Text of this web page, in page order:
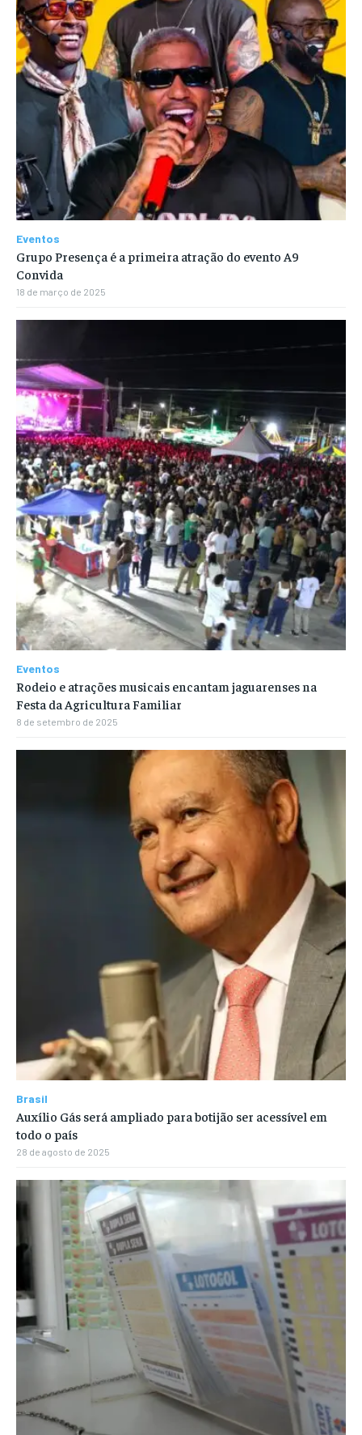
Eventos
Grupo Presença é a primeira atração do evento A9
Convida
18 de março de 2025
Eventos
Rodeio e atrações musicais encantam jaguarenses na
Festa da Agricultura Familiar
8 de setembro de 2025
Brasil
Auxílio Gás será ampliado para botijão ser acessível em
todo o país
28 de agosto de 2025